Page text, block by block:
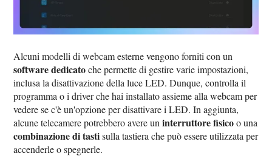
Alcuni modelli di webcam esterne vengono forniti con un
software dedicatoche permette di gestire varie impostazioni,
inclusa la disattivazione della luce LED. Dunque, controlla il
programma o i driver che hai installato assieme alla webcam per
vedere se c'è un'opzione per disattivare i LED. In aggiunta,
alcune telecamere potrebbero avere uninterruttore fisicoo una
combinazione di tastisulla tastiera che può essere utilizzata per
accenderle o spegnerle.